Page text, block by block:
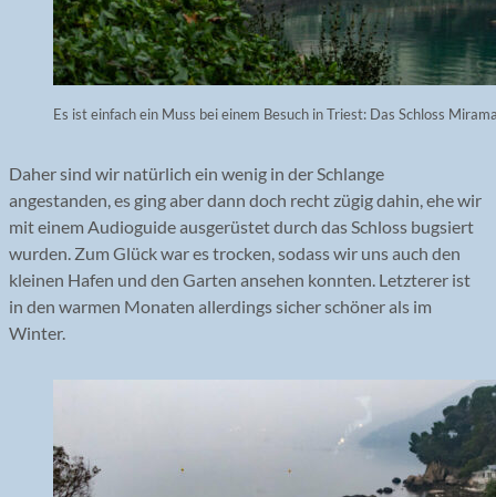
Es ist einfach ein Muss bei einem Besuch in Triest: Das Schloss
Daher sind wir natürlich ein wenig in der Schlange
angestanden, es ging aber dann doch recht zügig dahin, ehe wir
mit einem Audioguide ausgerüstet durch das Schloss bugsiert
wurden. Zum Glück war es trocken, sodass wir uns auch den
kleinen Hafen und den Garten ansehen konnten. Letzterer ist
in den warmen Monaten allerdings sicher schöner als im
Winter.